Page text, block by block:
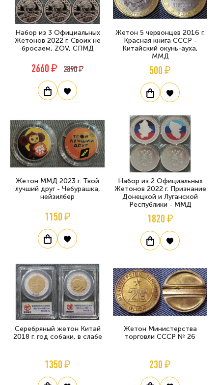
Набор из 3 Официальных
Жетонов 2022 г. Своих не
бросаем, ZOV, СПМД
2660 ₽ 2890 ₽
Жетон 5 червонцев 2016 г.
Красная книга СССР -
Китайский окунь-ауха,
ММД
500 ₽
Жетон ММД 2023 г. Твой
лучший друг - Чебурашка,
нейзилбер
1150 ₽
Набор из 2 Официальных
Жетонов 2022 г. Признание
Донецкой и Луганской
Республики - ММД
1820 ₽
Серебряный жетон Китай
2018 г. год собаки, в слабе
1350 ₽
Жетон Министерства
торговли СССР № 26
230 ₽